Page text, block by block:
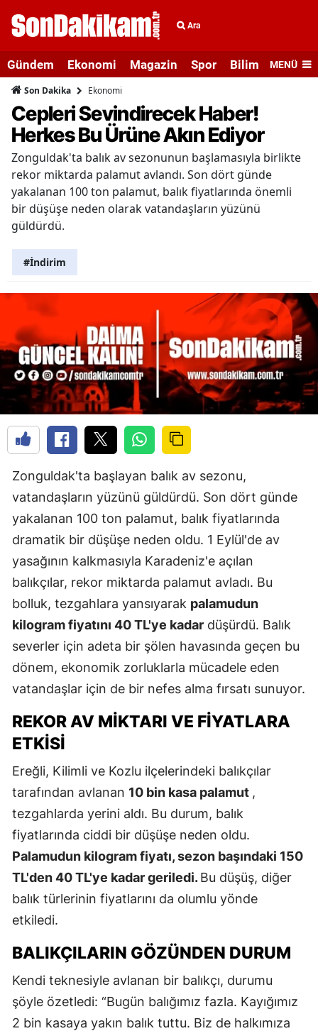
Ara
Gündem Ekonomi Magazin Spor Bilim veMENÜ
Son Dakika Ekonomi
Cepleri Sevindirecek Haber!
Herkes Bu Ürüne Akın Ediyor
Zonguldak'ta balık av sezonunun başlamasıyla birlikte
rekor miktarda palamut avlandı. Son dört günde
yakalanan 100 ton palamut, balık fiyatlarında önemli
bir düşüşe neden olarak vatandaşların yüzünü
güldürdü.
#İndirim
Zonguldak'ta başlayan balık av sezonu,
vatandaşların yüzünü güldürdü. Son dört günde
yakalanan 100 ton palamut, balık fiyatlarında
dramatik bir düşüşe neden oldu. 1 Eylül'de av
yasağının kalkmasıyla Karadeniz'e açılan
balıkçılar, rekor miktarda palamut avladı. Bu
bolluk, tezgahlara yansıyarak palamudun
kilogram fiyatını 40 TL'ye kadar düşürdü. Balık
severler için adeta bir şölen havasında geçen bu
dönem, ekonomik zorluklarla mücadele eden
vatandaşlar için de bir nefes alma fırsatı sunuyor.
REKOR AV MIKTARI VE FIYATLARA
ETKISI
Ereğli, Kilimli ve Kozlu ilçelerindeki balıkçılar
tarafından avlanan 10 bin kasa palamut ,
tezgahlarda yerini aldı. Bu durum, balık
fiyatlarında ciddi bir düşüşe neden oldu.
Palamudun kilogram fiyatı, sezon başındaki 150
TL'den 40 TL'ye kadar geriledi.Bu düşüş, diğer
balık türlerinin fiyatlarını da olumlu yönde
etkiledi.
BALIKÇILARIN GÖZÜNDEN DURUM
Kendi teknesiyle avlanan bir balıkçı, durumu
şöyle özetledi: “Bugün balığımız fazla. Kayığımız
2 bin kasaya yakın balık tuttu. Biz de halkımıza